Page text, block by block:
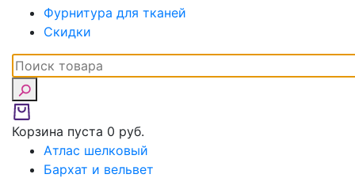
Фурнитура для тканей
Скидки
Корзина пуста 0 руб.
Атлас шелковый
Бархат и вельвет